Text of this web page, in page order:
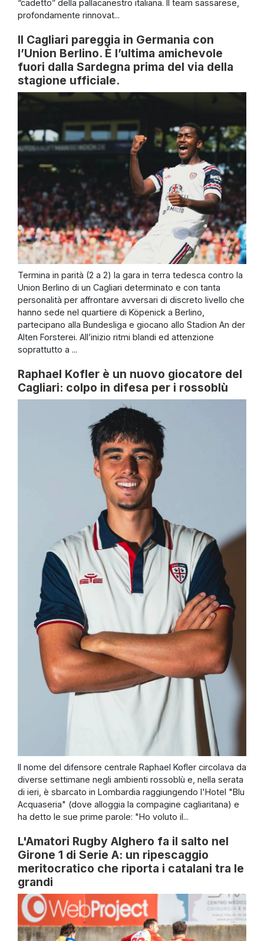
“cadetto” della pallacanestro italiana. Il team sassarese,
profondamente rinnovat...
Il Cagliari pareggia in Germania con
l’Union Berlino. È l’ultima amichevole
fuori dalla Sardegna prima del via della
stagione ufficiale.
Termina in parità (2 a 2) la gara in terra tedesca contro la
Union Berlino di un Cagliari determinato e con tanta
personalità per affrontare avversari di discreto livello che
hanno sede nel quartiere di Köpenick a Berlino,
partecipano alla Bundesliga e giocano allo Stadion An der
Alten Forsterei. All’inizio ritmi blandi ed attenzione
soprattutto a ...
Raphael Kofler è un nuovo giocatore del
Cagliari: colpo in difesa per i rossoblù
Il nome del difensore centrale Raphael Kofler circolava da
diverse settimane negli ambienti rossoblù e, nella serata
di ieri, è sbarcato in Lombardia raggiungendo l'Hotel "Blu
Acquaseria" (dove alloggia la compagine cagliaritana) e
ha detto le sue prime parole: "Ho voluto il...
L'Amatori Rugby Alghero fa il salto nel
Girone 1 di Serie A: un ripescaggio
meritocratico che riporta i catalani tra le
grandi